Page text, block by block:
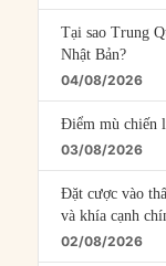
Tại sao Trung
Nhật Bản?
04/08/2026
Điểm mù chiến
03/08/2026
Đặt cược vào
và khía cạnh
02/08/2026